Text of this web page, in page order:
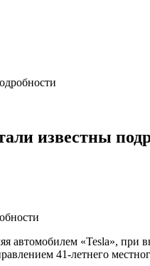
известны
автомобилем «Tesla»,
41-летнего